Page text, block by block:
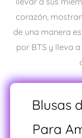
corazón,
de una manera
por BTS y lleva
Blusas
Para